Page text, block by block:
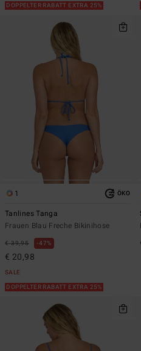
DOPPELTER RABATT EXTRA 25%
1 ÖKO
Tanlines Tanga
Frauen Blau Freche Bikinihose
€ 39,95 47%
€ 20,98
SALE
DOPPELTER RABATT EXTRA 25%